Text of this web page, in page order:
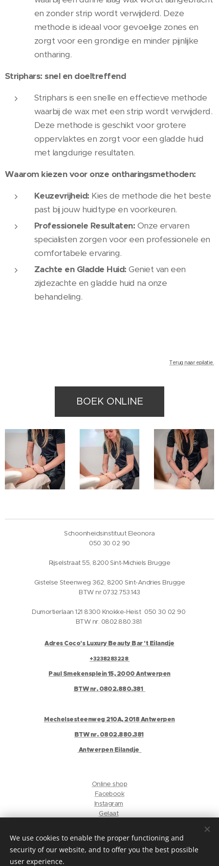
en zonder strip wordt verwijderd. Deze
methode is ideaal voor gevoelige zones en
zorgt voor een grondige en minder pijnlijke
ontharing.
Striphars: snel en doeltreffend
Striphars is een snelle en effectieve methode
waarbij de wax met een strip wordt verwijderd.
Deze methode is geschikt voor grotere
oppervlaktes en zorgt voor een gladde huid
met langdurige resultaten.
Waarom kiezen voor onze ontharingsmethoden:
Keuzevrijheid: Kies de methode die het beste
past bij jouw huidtype en voorkeuren.
Professionele Resultaten: Onze ervaren
specialisten zorgen voor een professionele en
comfortabele ervaring.
Zachte en Gladde Huid: Geniet van een
zijdezachte en gladde huid na onze
behandeling.
Terug naar epilatie.
BOEK ONLINE
Schoonheidsinstituut Eleonora
050 30 02 90
Rijselstraat 55, 8200 Sint-Michiels Brugge
Gistelse Steenweg 362, 8200 Sint-Andries Brugge
BTW nr.0732.753.143
Dumortierlaan 121 8300 Knokke-Heist 050 30 02 90
BTW nr. 0802.880.381
Adres Coco's Luxury Beauty Bar 't Eilandje
+3238283228
Paul Smekensplein 15, 2000 Antwerpen
BTW nr. 0802.880.381
Mechelsesteenweg 210A, 2018 Antwerpen
BTW nr. 0802.880.381
Antwerpen Eilandje
Online shop
Facebook
Instagram
Gelaat
privacyverklaring
We use cookies to enable the proper functioning and
security of our website, and to offer you the best possible
user experience.